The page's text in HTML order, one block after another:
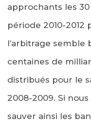
approchants les
période 2010-2012
l’arbitrage semble
centaines de
distribués pour le
2008-2009. Si
sauver ainsi les